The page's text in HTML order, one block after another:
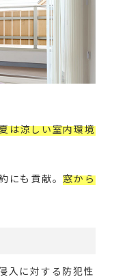
は涼しい室内環境
にも貢献。窓から
入に対する防犯性